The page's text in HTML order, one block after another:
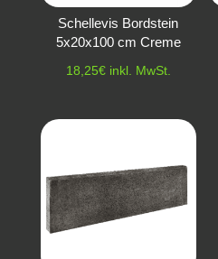
Schellevis Bordstein
5x20x100 cm Creme
18,25€ inkl. MwSt.